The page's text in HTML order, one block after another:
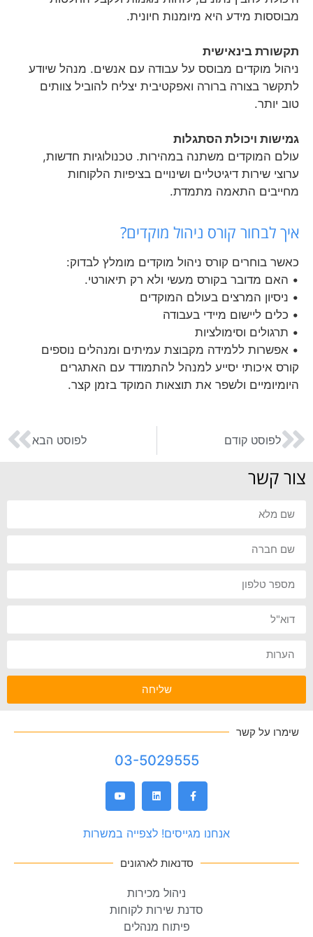
מבוססות מידע היא מיומנות חיונית.
תקשורת בינאישית
ניהול מוקדים מבוסס על עבודה עם אנשים. מנהל שיודע
לתקשר בצורה ברורה ואפקטיבית יצליח להוביל צוותים
טוב יותר.
גמישות ויכולת הסתגלות
עולם המוקדים משתנה במהירות. טכנולוגיות חדשות,
ערוצי שירות דיגיטליים ושינויים בציפיות הלקוחות
מחייבים התאמה מתמדת.
איך לבחור קורס ניהול מוקדים?
כאשר בוחרים קורס ניהול מוקדים מומלץ לבדוק:
• האם מדובר בקורס מעשי ולא רק תיאורטי.
• ניסיון המרצים בעולם המוקדים
• כלים ליישום מיידי בעבודה
• תרגולים וסימולציות
• אפשרות ללמידה מקבוצת עמיתים ומנהלים נוספים
קורס איכותי יסייע למנהל להתמודד עם האתגרים
היומיומיים ולשפר את תוצאות המוקד בזמן קצר.
לפוסט קודם לפוסט הבא
צור קשר
שליחה
שימרו על קשר
03-5029555
אנחנו מגייסים! לצפייה במשרות
סדנאות לארגונים
ניהול מכירות
סדנת שירות לקוחות
פיתוח מנהלים